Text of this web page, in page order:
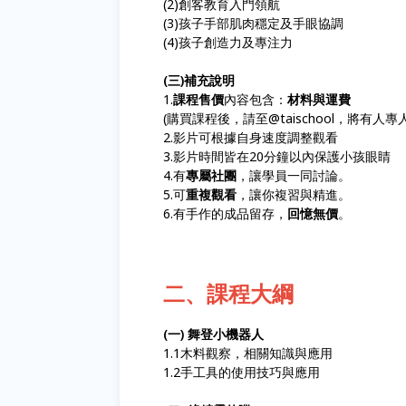
(2)創客教育入門領航
(3)孩子手部肌肉穩定及手眼協調
(4)孩子創造力及專注力
(三)補充說明
1.課程售價內容包含： 材料與運費
(購買課程後，請至@taischool，將有人專
2.影片可根據自身速度調整觀看
3.影片時間皆在20分鐘以內保護小孩眼睛
4.有專屬社團 ，讓學員一同討論。
5.可重複觀看 ，讓你複習與精進。
6.有手作的成品留存， 回憶無價。
二、課程大綱
(一) 舞登小機器人
1.1木料觀察，相關知識與應用
1.2手工具的使用技巧與應用